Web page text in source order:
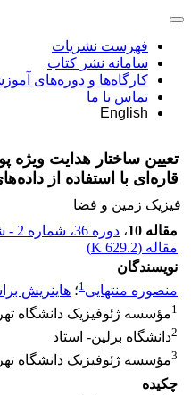
فهرست نشریات
سامانه نشر کتاب
کارگاه‌ها و دوره‌های
تماس با ما
English
تعیین ساختار هدایت ویژه
قاره‌ای با استفاده از
فیزیک زمین و فضا
مقاله 10
، دوره 36، شماره 2 - شماره پیاپی 320289
مقاله (629.2 K
)
نویسندگان
منصوره منتهایی1؛ هاینریش
1مؤسسه ژئوفیزیک دانشگاه
2دانشگاه برلین- استاد
3مؤسسه ژئوفیزیک دانشگاه
چکیده